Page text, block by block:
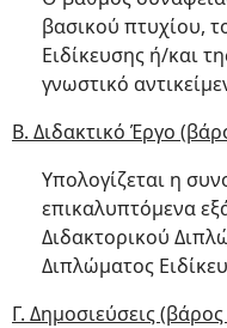
βασικού πτυχίου,
Ειδίκευσης ή/και
γνωστικό
Β. Διδακτικό Έργο
Υπολογίζεται η
επικαλυπτόμενα
Διδακτορικού
Διπλώματος
Γ. Δημοσιεύσεις